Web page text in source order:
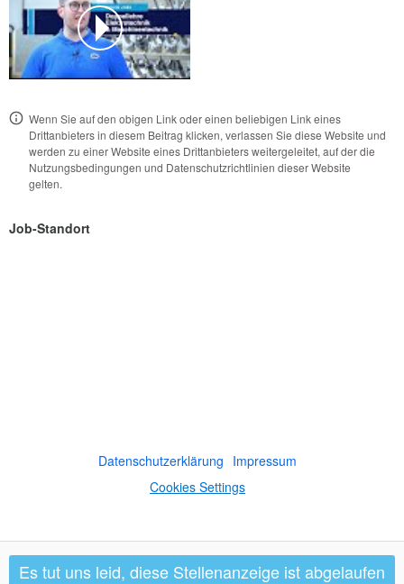
Wenn Sie auf den obigen Link oder einen beliebigen Link eines
Drittanbieters in diesem Beitrag klicken, verlassen Sie diese Website und
werden zu einer Website eines Drittanbieters weitergeleitet, auf der die
Nutzungsbedingungen und Datenschutzrichtlinien dieser Website
gelten.
Job-Standort
Datenschutzerklärung Impressum
Cookies Settings
Es tut uns leid, diese Stellenanzeige ist abgelaufen